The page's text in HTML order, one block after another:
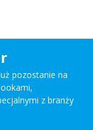
pozostanie na
z branży